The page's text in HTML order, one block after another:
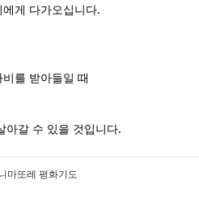
게 다가오십니다.
를 받아들일 때
아갈 수 있을 것입니다.
마또레 평화기도